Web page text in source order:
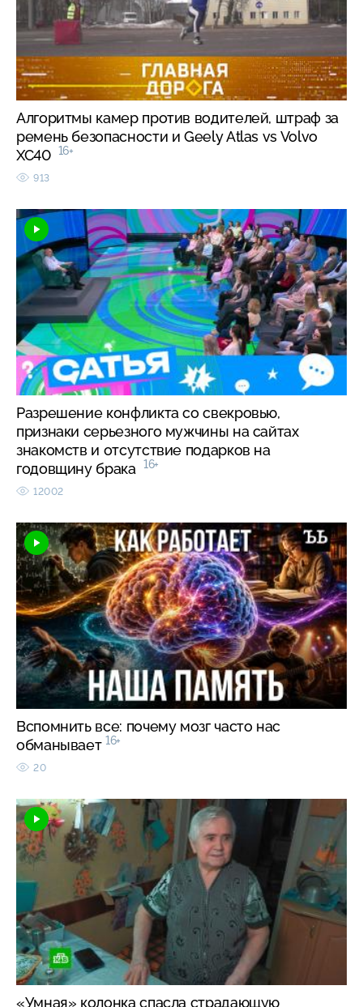
Алгоритмы камер против водителей, штраф за
ремень безопасности и Geely Atlas vs Volvo
XC40 16+
913
Разрешение конфликта со свекровью,
признаки серьезного мужчины на сайтах
знакомств и отсутствие подарков на
годовщину брака
16+
12002
Вспомнить все: почему мозг часто нас
обманывает 16+
20
«Умная» колонка спасла страдающую